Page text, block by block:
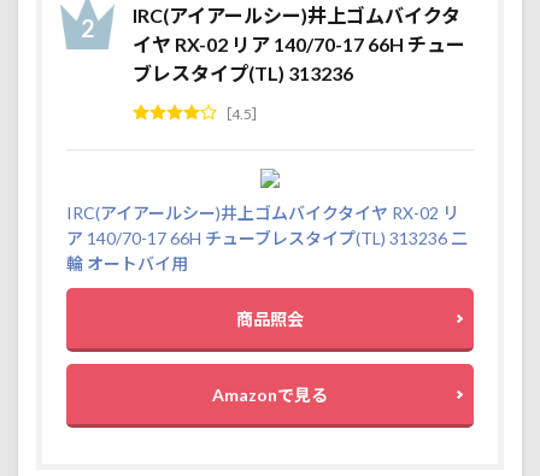
IRC(アイアールシー)井上ゴムバイクタ
イヤ RX-02 リア 140/70-17 66H チュー
ブレスタイプ(TL) 313236
4.5
IRC(アイアールシー)井上ゴムバイクタイヤ RX-02 リ
ア 140/70-17 66H チューブレスタイプ(TL) 313236 二
輪 オートバイ用
商品照会
Amazonで見る